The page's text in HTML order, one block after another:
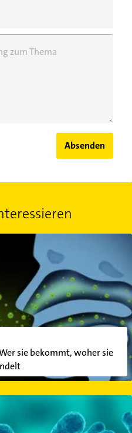
zum Thema
Absenden
sie bekommt, woher sie
sie bekommt, woher sie
und Behandlung